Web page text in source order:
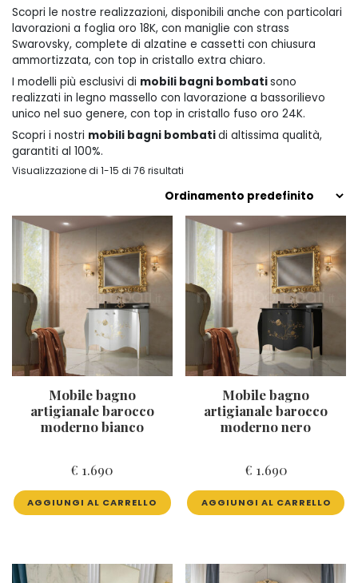
Scopri le nostre realizzazioni, disponibili anche con particolari
lavorazioni a foglia oro 18K, con maniglie con strass
Swarovsky, complete di alzatine e cassetti con chiusura
ammortizzata, con top in cristallo extra chiaro.
I modelli più esclusivi di mobili bagni bombatisono
realizzati in legno massello con lavorazione a bassorilievo
unico nel suo genere, con top in cristallo fuso oro 24K.
Scopri i nostri mobili bagni bombatidi altissima qualità,
garantiti al 100%.
Visualizzazione di 1-15 di 76 risultati
Mobile bagno
artigianale barocco
moderno bianco
€ 1.690
AGGIUNGI AL CARRELLO
Mobile bagno
artigianale barocco
moderno nero
€ 1.690
AGGIUNGI AL CARRELLO